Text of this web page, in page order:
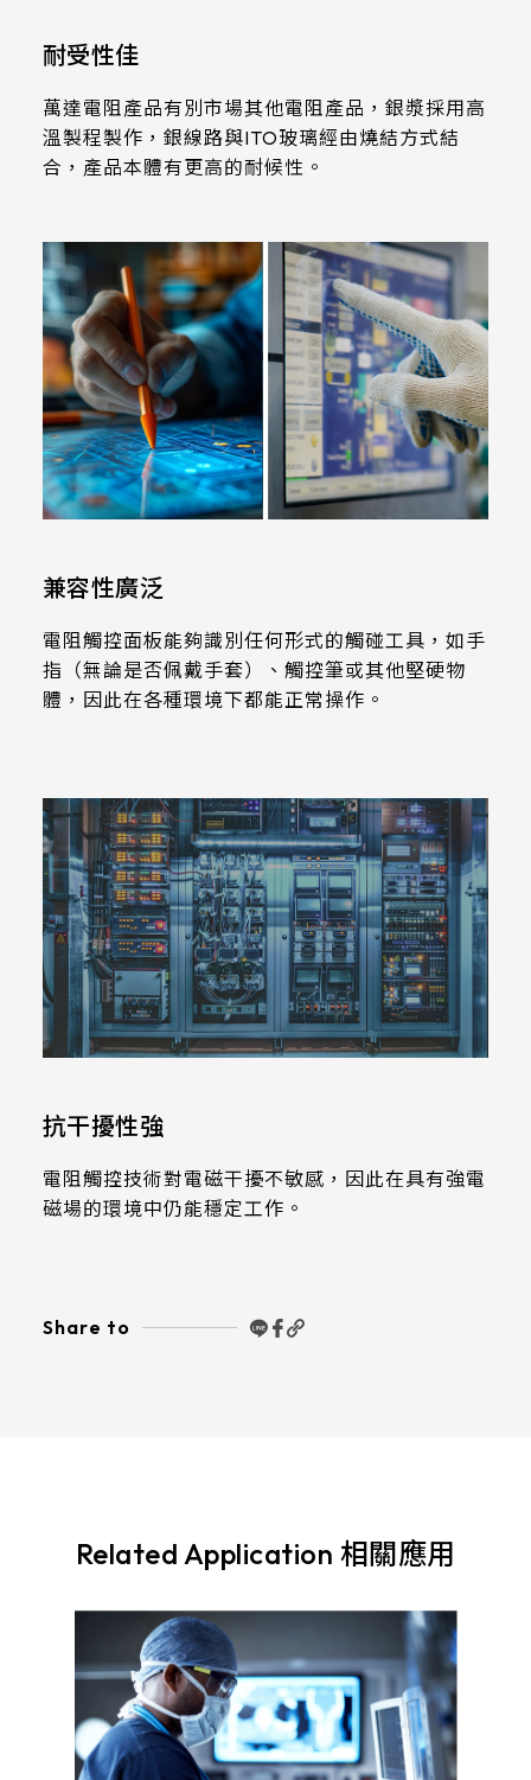
375.58 * 308 * 19.95 mm
444 * 264.6 * 14.73 mm
511.45 * 302.92 * 13.43 mm
562.98 * 332.4 *12.13 mm
189.35 * 121.77* 1.4 mm
179.96 * 119* 1.4 mm
244.66 *163.3* 1.4 mm
291.92 *194* 2.1 mm
278.3*216.8* 2.1 mm
562.98 *332.4* 3.1 mm
376.54 *225.9* 2.1 mm
375.58 * 308* 2.1 mm
444 *264.6* 2.1 mm
409.27 *334* 2.1 mm
耐受性佳
萬達電阻產品有別市場其他電阻產品，銀漿採用高
溫製程製作，銀線路與ITO玻璃經由燒結方式結
合，產品本體有更高的耐候性。
兼容性廣泛
電阻觸控面板能夠識別任何形式的觸碰工具，如手
指（無論是否佩戴手套）、觸控筆或其他堅硬物
體，因此在各種環境下都能正常操作。
抗干擾性強
電阻觸控技術對電磁干擾不敏感，因此在具有強電
磁場的環境中仍能穩定工作。
Share to
Related Application 相關應用